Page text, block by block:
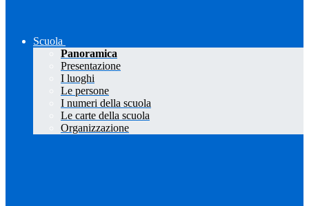
Scuola
Panoramica
Presentazione
I luoghi
Le persone
I numeri della scuola
Le carte della scuola
Organizzazione